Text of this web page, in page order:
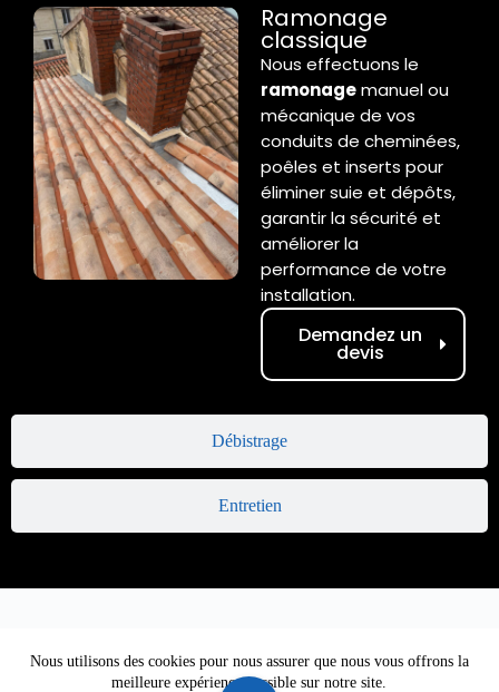
Nous utilisons des cookies pour nous assurer que nous vous offrons la
meilleure expérience possible sur notre site.
Débistrage
Entretien
Ramonage
classique
Nous effectuons le
ramonagemanuel ou
mécanique de vos
conduits de cheminées,
poêles et inserts pour
éliminer suie et dépôts,
garantir la sécurité et
améliorer la
performance de votre
installation.
Demandez un
devis